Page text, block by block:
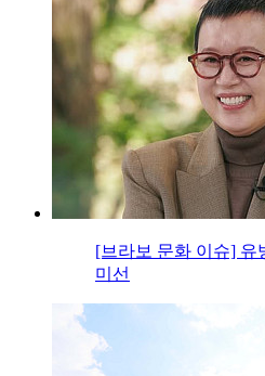
[브라보 문화 이슈] 유
미선